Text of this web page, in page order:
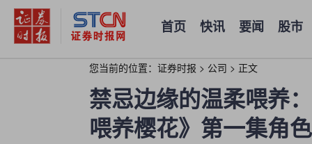
首页 快讯 要闻 股市
您当前的位置： 证券时报 > 公司 > 正文
禁忌边缘的温柔喂养
喂养樱花》第一集角